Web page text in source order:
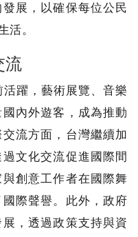
展，以確保每位公民
活。
流
躍，藝術展覽、音樂
內外遊客，成為推動
流方面，台灣繼續加
文化交流促進國際間
創意工作者在國際舞
際聲譽。此外，政府
，透過政策支持與資